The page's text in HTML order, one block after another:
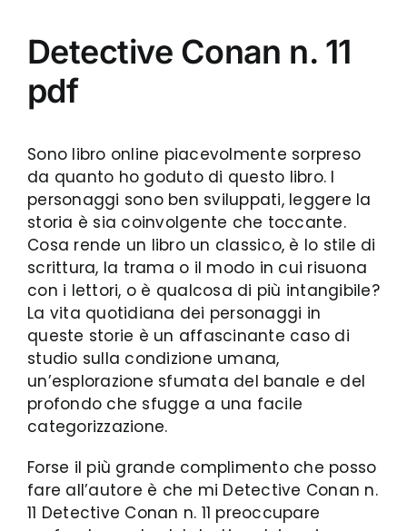
Detective Conan n. 11
pdf
Sono libro online piacevolmente sorpreso
da quanto ho goduto di questo libro. I
personaggi sono ben sviluppati, leggere la
storia è sia coinvolgente che toccante.
Cosa rende un libro un classico, è lo stile di
scrittura, la trama o il modo in cui risuona
con i lettori, o è qualcosa di più intangibile?
La vita quotidiana dei personaggi in
queste storie è un affascinante caso di
studio sulla condizione umana,
un’esplorazione sfumata del banale e del
profondo che sfugge a una facile
categorizzazione.
Forse il più grande complimento che posso
fare all’autore è che mi Detective Conan n.
11 Detective Conan n. 11 preoccupare